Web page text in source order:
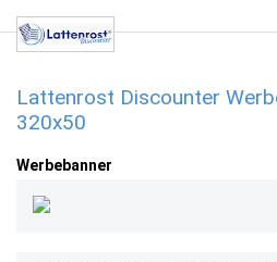
Lattenrost Discounter
320x50
Werbebanner